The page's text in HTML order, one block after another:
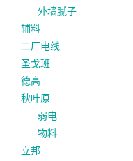
外墙腻子
辅料
二厂电线
圣戈班
德高
秋叶原
弱电
物料
立邦